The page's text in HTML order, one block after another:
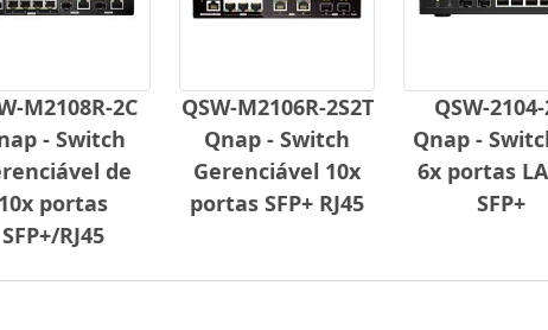
M2108R-2C
- Switch
de
10x portas
SFP+/RJ45
QSW-M2106R-2S2T
Qnap - Switch
Gerenciável 10x
portas SFP+ RJ45
QSW-
Qnap -
6x portas
SFP+